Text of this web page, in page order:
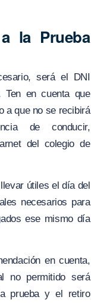
la Prueba
será el DNI
Ten en cuenta que
a que no se recibirá
de conducir,
del colegio de
útiles el día del
necesarios para
ese mismo día
en cuenta,
no permitido será
prueba y el retiro